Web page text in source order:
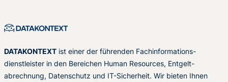
DATAKONTEXT ist einer der führenden Fachinformations-
dienstleister in den Bereichen Human Resources, Entgelt-
abrechnung, Datenschutz und IT-Sicherheit. Wir bieten Ihnen